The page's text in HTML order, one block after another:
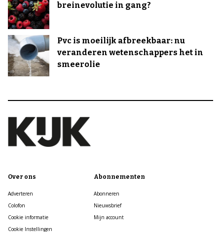
breinevolutie in gang?
Pvc is moeilijk afbreekbaar: nu
veranderen wetenschappers het in
smeerolie
Over ons
Adverteren
Colofon
Cookie informatie
Cookie Instellingen
Abonnementen
Abonneren
Nieuwsbrief
Mijn account